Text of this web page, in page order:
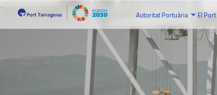
Autoritat Portuària El Port